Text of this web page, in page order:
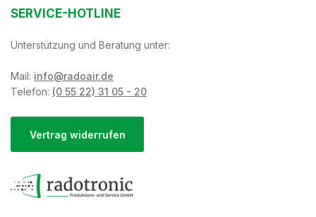
SERVICE-HOTLINE
Unterstützung und Beratung unter:
Mail: info@radoair.de
Telefon: (0 55 22) 31 05 - 20
Vertrag widerrufen